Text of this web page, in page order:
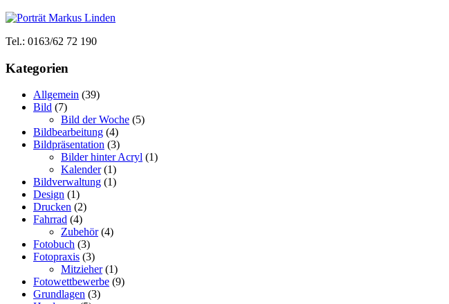
Tel.: 0163/62 72 190
Kategorien
Allgemein (39)
Bild (7)
Bild der Woche (5)
Bildbearbeitung (4)
Bildpräsentation (3)
Bilder hinter Acryl (1)
Kalender(1)
Bildverwaltung (1)
Design (1)
Drucken (2)
Fahrrad (4)
Zubehör(4)
Fotobuch (3)
Fotopraxis (3)
Mitzieher(1)
Fotowettbewerbe (9)
Grundlagen (3)